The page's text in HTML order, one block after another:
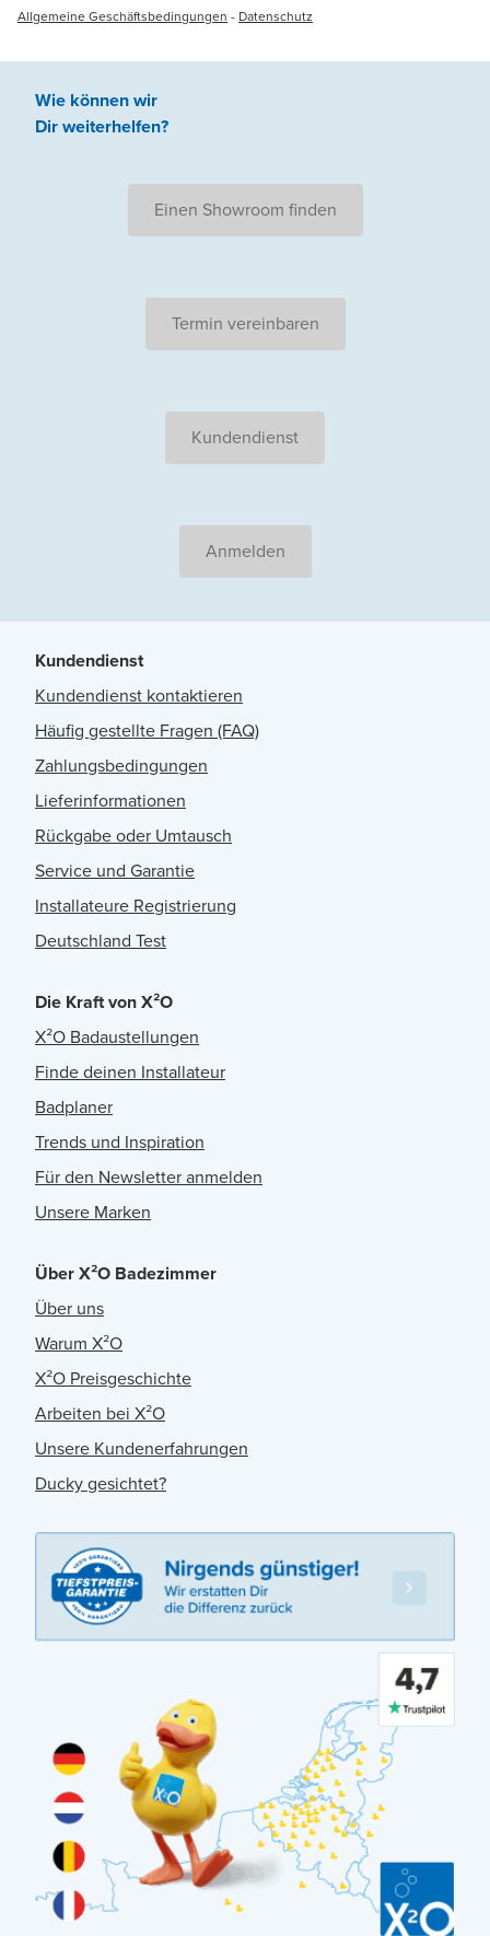
Allgemeine Geschäftsbedingungen - Datenschutz
Wie können wir
Dir weiterhelfen?
Einen Showroom finden
Termin vereinbaren
Kundendienst
Anmelden
Kundendienst
Kundendienst kontaktieren
Häufig gestellte Fragen (FAQ)
Zahlungsbedingungen
Lieferinformationen
Rückgabe oder Umtausch
Service und Garantie
Installateure Registrierung
Deutschland Test
Die Kraft von X²O
X²O Badaustellungen
Finde deinen Installateur
Badplaner
Trends und Inspiration
Für den Newsletter anmelden
Unsere Marken
Über X²O Badezimmer
Über uns
Warum X²O
X²O Preisgeschichte
Arbeiten bei X²O
Unsere Kundenerfahrungen
Ducky gesichtet?